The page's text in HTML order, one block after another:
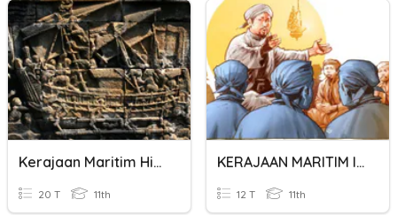
Kerajaan Maritim Hindu Budha
20 T 11th
KERAJAAN MARITIM ISLAM
12 T 11th